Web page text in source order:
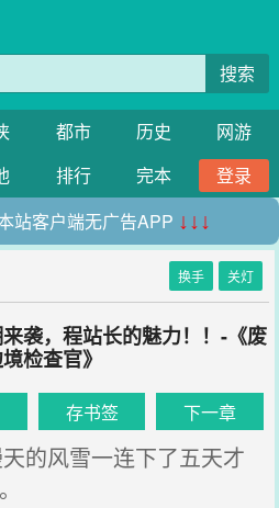
搜索
都市 历史
网游
排行 完本
登录
站客户端无广告APP ↓↓↓
换手 关灯
袭，程站长的魅力！！-《废
检查官》
存书签 下一章
的风雪一连下了五天才